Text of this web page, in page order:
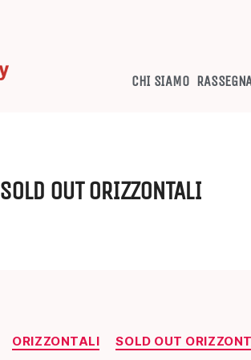
CHI SIAMO
SOLD OUT ORIZZONTALI
ORIZZONTALI SOLD OUT